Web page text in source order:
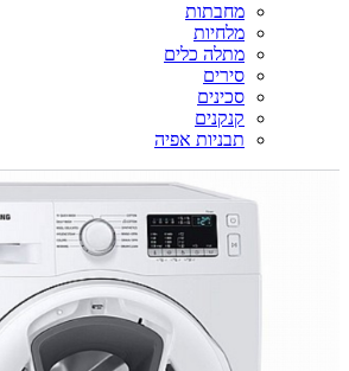
מחבתות
מלחיות
מתלה כלים
סירים
סכינים
קנקנים
תבניות אפיה